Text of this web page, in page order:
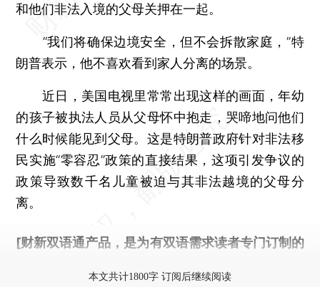
和他们非法入境的父母关押在一起。
“我们将确保边境安全，但不会拆散家庭，”特
朗普表示，他不喜欢看到家人分离的场景。
近日，美国电视里常常出现这样的画面，年幼
的孩子被执法人员从父母怀中抱走，哭啼地问他们
什么时候能见到父母。这是特朗普政府针对非法移
民实施“零容忍”政策的直接结果，这项引发争议的
政策导致数千名儿童被迫与其非法越境的父母分
离。
[财新双语通产品，是为有双语需求读者专门订制的
本文共计1800字 订阅后继续阅读